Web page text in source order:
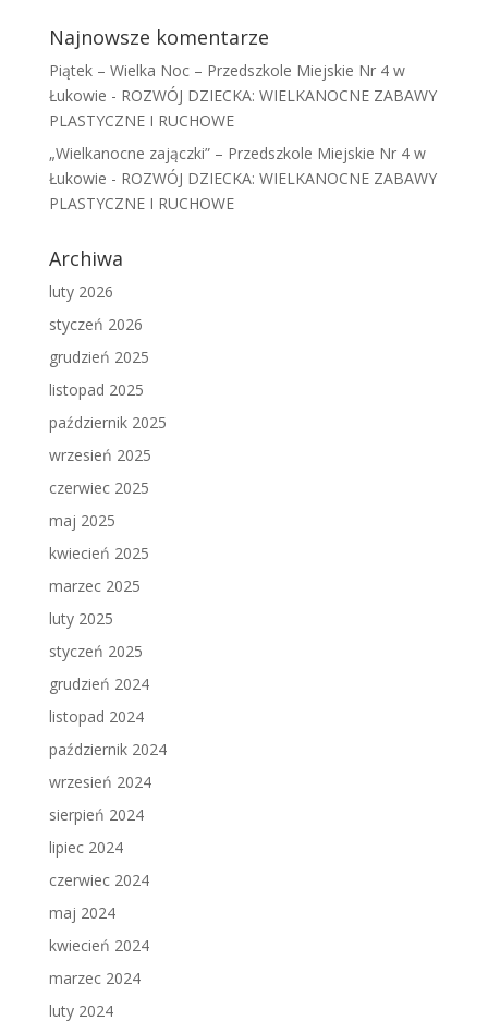
Najnowsze komentarze
Piątek – Wielka Noc – Przedszkole Miejskie Nr 4 w
Łukowie - ROZWÓJ DZIECKA: WIELKANOCNE ZABAWY
PLASTYCZNE I RUCHOWE
„Wielkanocne zajączki” – Przedszkole Miejskie Nr 4 w
Łukowie - ROZWÓJ DZIECKA: WIELKANOCNE ZABAWY
PLASTYCZNE I RUCHOWE
Archiwa
luty 2026
styczeń 2026
grudzień 2025
listopad 2025
październik 2025
wrzesień 2025
czerwiec 2025
maj 2025
kwiecień 2025
marzec 2025
luty 2025
styczeń 2025
grudzień 2024
listopad 2024
październik 2024
wrzesień 2024
sierpień 2024
lipiec 2024
czerwiec 2024
maj 2024
kwiecień 2024
marzec 2024
luty 2024